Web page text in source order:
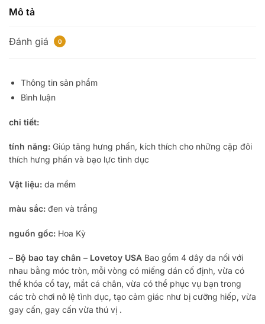
Mô tả
Đánh giá 0
Thông tin sản phẩm
Bình luận
chi tiết:
tính năng: Giúp tăng hưng phấn, kích thích cho những cặp đôi
thích hưng phấn và bạo lực tình dục
Vật liệu: da mềm
màu sắc: đen và trắng
nguồn gốc: Hoa Kỳ
– Bộ bao tay chân – Lovetoy USA Bao gồm 4 dây da nối với
nhau bằng móc tròn, mỗi vòng có miếng dán cố định, vừa có
thể khóa cổ tay, mắt cá chân, vừa có thể phục vụ bạn trong
các trò chơi nô lệ tình dục, tạo cảm giác như bị cưỡng hiếp, vừa
gay cấn, gay cấn vừa thú vị .